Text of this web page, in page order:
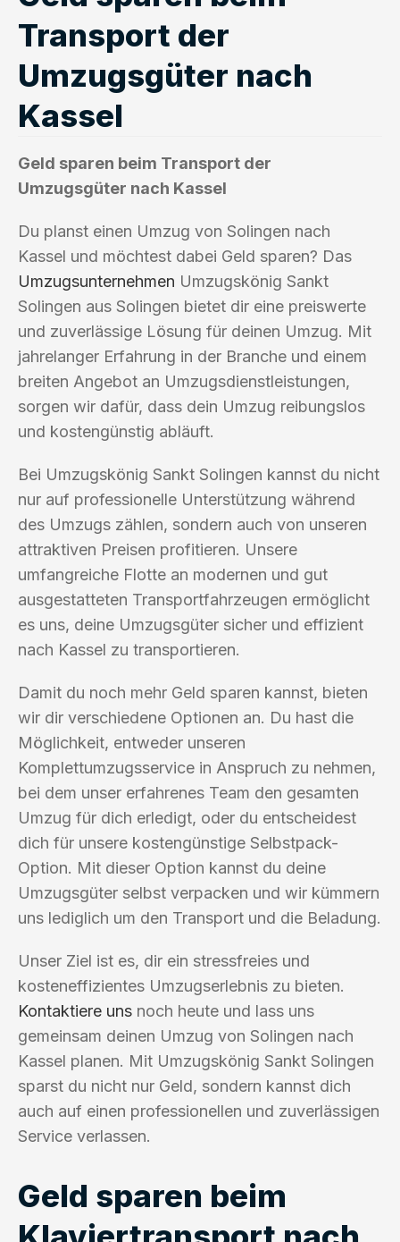
Transport der
Umzugsgüter nach
Kassel
Geld sparen beim Transport der
Umzugsgüter nach Kassel
Du planst einen Umzug von Solingen nach
Kassel und möchtest dabei Geld sparen? Das
Umzugsunternehmen Umzugskönig Sankt
Solingen aus Solingen bietet dir eine preiswerte
und zuverlässige Lösung für deinen Umzug. Mit
jahrelanger Erfahrung in der Branche und einem
breiten Angebot an Umzugsdienstleistungen,
sorgen wir dafür, dass dein Umzug reibungslos
und kostengünstig abläuft.
Bei Umzugskönig Sankt Solingen kannst du nicht
nur auf professionelle Unterstützung während
des Umzugs zählen, sondern auch von unseren
attraktiven Preisen profitieren. Unsere
umfangreiche Flotte an modernen und gut
ausgestatteten Transportfahrzeugen ermöglicht
es uns, deine Umzugsgüter sicher und effizient
nach Kassel zu transportieren.
Damit du noch mehr Geld sparen kannst, bieten
wir dir verschiedene Optionen an. Du hast die
Möglichkeit, entweder unseren
Komplettumzugsservice in Anspruch zu nehmen,
bei dem unser erfahrenes Team den gesamten
Umzug für dich erledigt, oder du entscheidest
dich für unsere kostengünstige Selbstpack-
Option. Mit dieser Option kannst du deine
Umzugsgüter selbst verpacken und wir kümmern
uns lediglich um den Transport und die Beladung.
Unser Ziel ist es, dir ein stressfreies und
kosteneffizientes Umzugserlebnis zu bieten.
Kontaktiere uns noch heute und lass uns
gemeinsam deinen Umzug von Solingen nach
Kassel planen. Mit Umzugskönig Sankt Solingen
sparst du nicht nur Geld, sondern kannst dich
auch auf einen professionellen und zuverlässigen
Service verlassen.
Geld sparen beim